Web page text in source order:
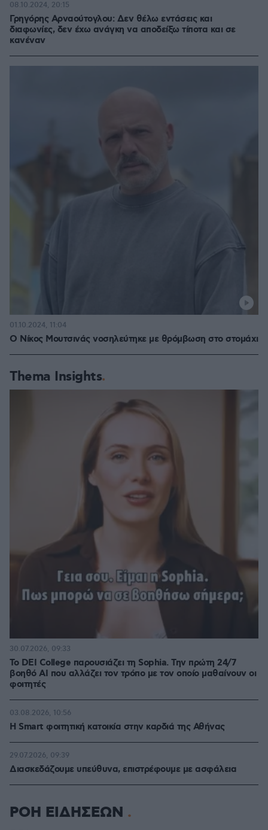
Γρηγόρης Αρναούτογλου: Δεν θέλω εντάσεις και
διαφωνίες, δεν έχω ανάγκη να αποδείξω τίποτα και σε
κανέναν
08.10.2024, 20:15
Ο Νίκος Μουτσινάς νοσηλεύτηκε με θρόμβωση στο στομάχι
01.10.2024, 11:04
Thema Insights
Το DEI College παρουσιάζει τη Sophia. Την πρώτη 24/7
βοηθό AI που αλλάζει τον τρόπο με τον οποίο μαθαίνουν οι
φοιτητές
30.07.2026, 09:33
Η Smart φοιτητική κατοικία στην καρδιά της Αθήνας
03.08.2026, 10:56
Διασκεδάζουμε υπεύθυνα, επιστρέφουμε με ασφάλεια
29.07.2026, 09:39
ΡΟΗ ΕΙΔΗΣΕΩΝ